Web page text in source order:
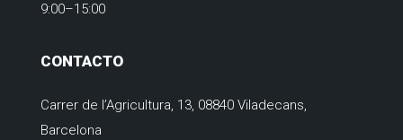
9:00–15:00
CONTACTO
Carrer de l’Agricultura, 13, 08840 Viladecans,
Barcelona